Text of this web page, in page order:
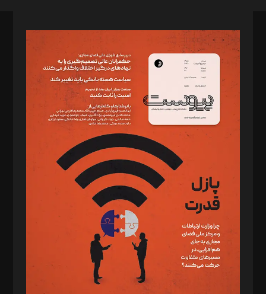
مدیر مسئول: محمدباقر اثنی‌عشری
سردبیر: مهرک محمودی
دبیر تحریریه: میثم قاسمی
د‌بیر ناداستان: سمانه سمیع
د‌بیر خدمت و تجارت: ابوالفضل رجبی
د‌بیر حقوق فناوری: حسام‌الدین ایپکچی
د‌بیر پیوست جهان: مینا پاکدل
د‌بیر تحریریه آنلاین: بابک نقاش
تحریریه‌: مجتبی محمود‌ی، آرش برهمند، یسنا امان‌پور، سروش کرمیان،
مصطفی مسجدی آرانی، ابوالفضل رجبی، زهرا فکرانه، فائزه فتحی
رستمی،مصطفی باستان
ویرایش: نگار استاد‌‌آقا
طراح یونیفرم: مجید توکلی
فیلمبرداری و عکاسی: امیر شفیعی، مانی لطفی زاده
گرافیک و صفحه‌آرایی: سید‌سبحان‌علی ثابت
مد‌یر توسعه تجاری: کامبیز برید‌